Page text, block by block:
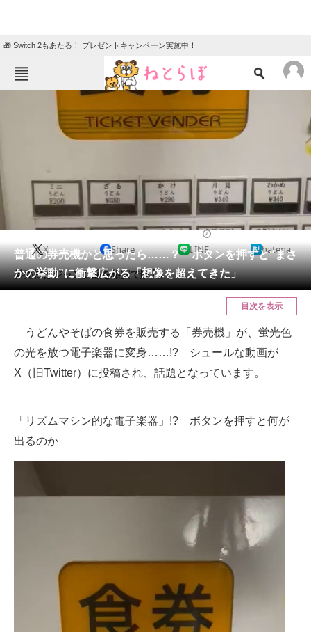
🎁 Switch 2もあたる！ プレゼントキャンペーン実施中！
ねとらぼメニュー
ニュース
クイズ
教育・育児
リサーチ
会員記事
メディア
ITの今と未来を見通す
スマホと通信の最新トレンド
ビジネスと働き方のヒント
マーケ×ITの今がよく分かる
ITエンジニア向け専門サイト
普通の券売機かと思ったら……？ ボタンを押すと“まさ
かの挙動”に衝撃広がる「想像を超えてきた」
X Share LINE hatena
券売機はジャンク品を格安で購入。
目次を表示
うどんやそばの食券を販売する「券売機」が、蛍光色
の光を放つ電子楽器に変身……!? シュールな動画が
X（旧Twitter）に投稿され、話題となっています。
「リズムマシン的な電子楽器」!? ボタンを押すと何が
出るのか